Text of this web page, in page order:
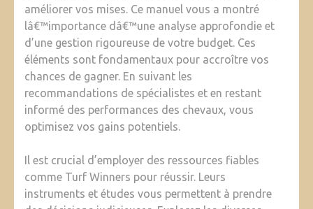
améliorer vos mises. Ce manuel vous a montré
lâ€™importance dâ€™une analyse approfondie et
d’une gestion rigoureuse de votre budget. Ces
éléments sont fondamentaux pour accroître vos
chances de gagner. En suivant les
recommandations de spécialistes et en restant
informé des performances des chevaux, vous
optimisez vos gains potentiels.
Il est crucial d’employer des ressources fiables
comme Turf Winners pour réussir. Leurs
instruments et études vous permettent à prendre